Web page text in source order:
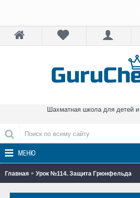
Шахматная школа для детей
МЕНЮ
Главная Урок №114. Защита Грюнфельда